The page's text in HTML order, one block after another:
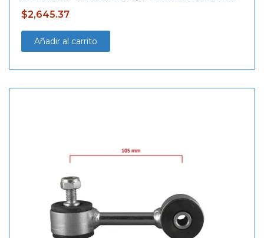
$2,645.37
Añadir al carrito